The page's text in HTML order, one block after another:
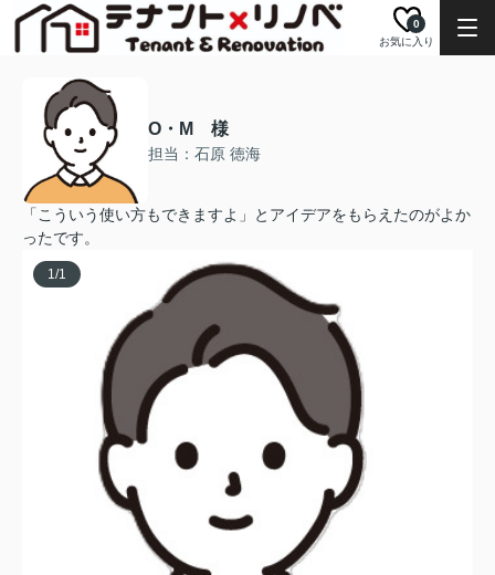
お気に入り
0
O・M 様
担当：石原 徳海
「こういう使い方もできますよ」とアイデアをもらえたのがよか
ったです。
1/1